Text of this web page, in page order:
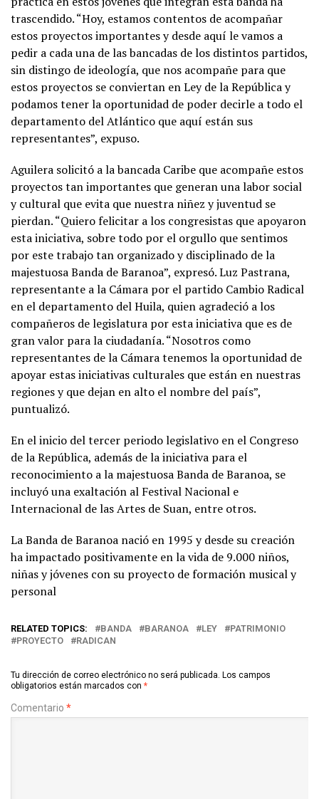
trascendido. “Hoy, estamos contentos de acompañar
estos proyectos importantes y desde aquí le vamos a
pedir a cada una de las bancadas de los distintos partidos,
sin distingo de ideología, que nos acompañe para que
estos proyectos se conviertan en Ley de la República y
podamos tener la oportunidad de poder decirle a todo el
departamento del Atlántico que aquí están sus
representantes”, expuso.
Aguilera solicitó a la bancada Caribe que acompañe estos
proyectos tan importantes que generan una labor social
y cultural que evita que nuestra niñez y juventud se
pierdan. “Quiero felicitar a los congresistas que apoyaron
esta iniciativa, sobre todo por el orgullo que sentimos
por este trabajo tan organizado y disciplinado de la
majestuosa Banda de Baranoa”, expresó. Luz Pastrana,
representante a la Cámara por el partido Cambio Radical
en el departamento del Huila, quien agradeció a los
compañeros de legislatura por esta iniciativa que es de
gran valor para la ciudadanía. “Nosotros como
representantes de la Cámara tenemos la oportunidad de
apoyar estas iniciativas culturales que están en nuestras
regiones y que dejan en alto el nombre del país”,
puntualizó.
En el inicio del tercer periodo legislativo en el Congreso
de la República, además de la iniciativa para el
reconocimiento a la majestuosa Banda de Baranoa, se
incluyó una exaltación al Festival Nacional e
Internacional de las Artes de Suan, entre otros.
La Banda de Baranoa nació en 1995 y desde su creación
ha impactado positivamente en la vida de 9.000 niños,
niñas y jóvenes con su proyecto de formación musical y
personal
RELATED TOPICS: BANDA BARANOA LEY
PATRIMONIO
PROYECTO
RADICAN
Tu dirección de correo electrónico no será publicada. Los campos
obligatorios están marcados con *
Comentario *